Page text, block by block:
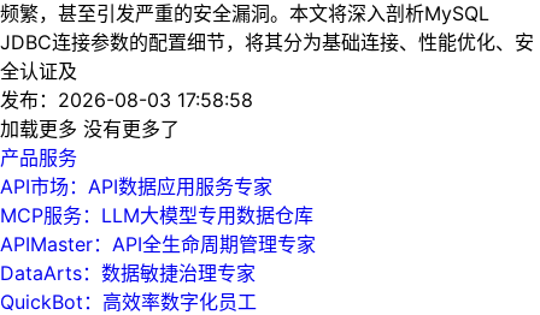
频繁，甚至引发严重的安全漏洞。本文将深入剖析MySQL
JDBC连接参数的配置细节，将其分为基础连接、性能优化、安
全认证及
发布：2026-08-03 17:58:58
加载更多 没有更多了
产品服务
API市场：API数据应用服务专家
MCP服务：LLM大模型专用数据仓库
APIMaster：API全生命周期管理专家
DataArts：数据敏捷治理专家
QuickBot：高效率数字化员工